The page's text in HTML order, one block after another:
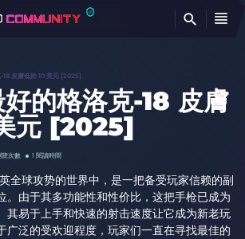
18 皮膚低於 10 美元 [2025]
的格洛克-18 皮膚
元 [2025]
覽次數 1 閱讀時間
全球攻势的世界中，是一把备受玩家信赖的副
。由于其多功能性和性价比，这把手枪已成为
其易于上手和快速的射击速度让它成为新老玩
广泛的受欢迎程度，玩家们一直在寻找最佳的